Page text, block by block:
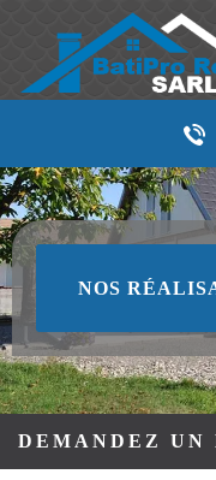
NOS
DEMANDEZ UN